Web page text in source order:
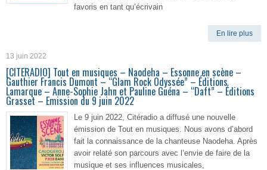
favoris en tant qu’écrivain
En lire plus
13 juin 2022
[CITERADIO] Tout en musiques – Naodeha – Essonne en scène –
Gauthier Francis Dumont – “Glam Rock Odyssée” – Éditions
Lamarque – Anne-Sophie Jahn et Pauline Guéna – “Daft” – Éditions
Grasset – Emission du 9 juin 2022
Le 9 juin 2022, Citéradio a diffusé une nouvelle
émission de Tout en musiques. Nous avons d’abord
fait la connaissance de la chanteuse Naodeha. Après
avoir relaté son parcours avec l’envie de faire de la
musique et ses influences musicales,